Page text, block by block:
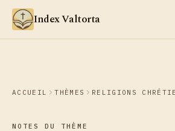
Aller au contenu
Index Valtorta
ACCUEIL THÈMES RELIGIONS
NOTES DU THÈME